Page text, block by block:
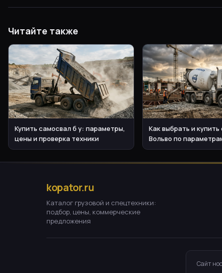
Читайте также
Купить самосвал б у: параметры,
цены и проверка техники
Как выбрать и
Вольво по
kopator.ru
Каталог грузовой и спецтехники:
подбор, цены, коммерческие
предложения
Сайт